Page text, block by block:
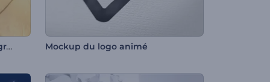
Ouverture du logo de photographe Mockup du logo animé